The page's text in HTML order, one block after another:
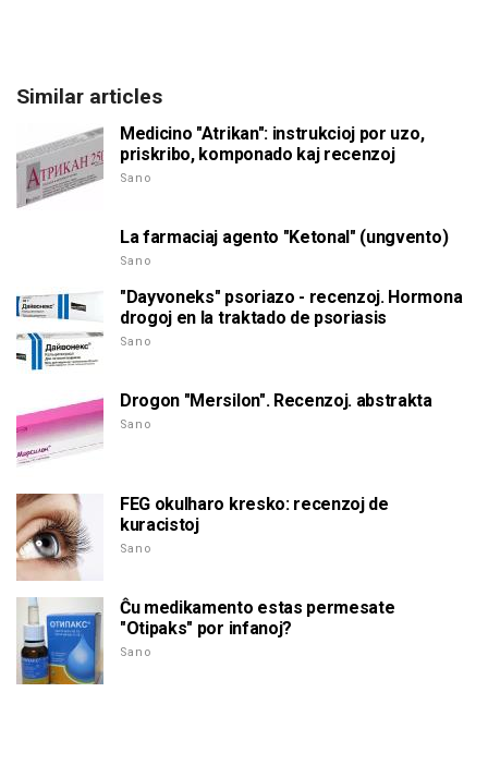
Similar articles
Medicino "Atrikan": instrukcioj por uzo,
priskribo, komponado kaj recenzoj
Sano
La farmaciaj agento "Ketonal" (ungvento)
Sano
"Dayvoneks" psoriazo - recenzoj. Hormona
drogoj en la traktado de psoriasis
Sano
Drogon "Mersilon". Recenzoj. abstrakta
Sano
FEG okulharo kresko: recenzoj de
kuracistoj
Sano
Ĉu medikamento estas permesate
"Otipaks" por infanoj?
Sano